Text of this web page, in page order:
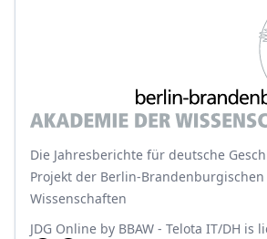
Die Jahresberichte für deutsche
Projekt der Berlin-
Wissenschaften
JDG Online by BBAW - Telota IT/DH is